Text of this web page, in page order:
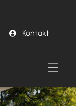
Kontakt